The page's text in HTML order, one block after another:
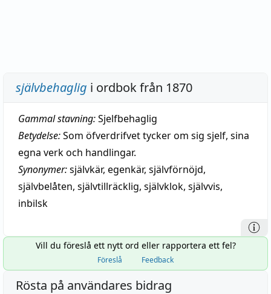
självbehaglig i ordbok från 1870
Gammal stavning:Sjelfbehaglig
Betydelse:Som öfverdrifvet tycker om sig sjelf, sina
egna verk och handlingar.
Synonymer:självkär, egenkär, självförnöjd,
självbelåten, självtillräcklig, självklok, självvis,
inbilsk
Vill du föreslå ett nytt ord eller rapportera ett fel?
Föreslå Feedback
Rösta på användares bidrag